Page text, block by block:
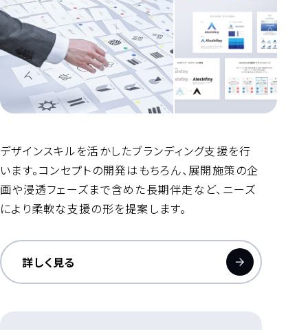
デザインスキルを活かしたブランディング支援を行
います。コンセプトの開発はもちろん、展開施策の企
画や浸透フェーズまで含めた長期伴走など、ニーズ
により柔軟な支援の形を提案します。
詳しく見る